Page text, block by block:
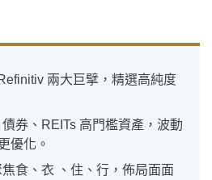
兩⼤巨擘，精選⾼純度
券、REITs ⾼⾨檻資產，波動
優化。
食、衣 、住、行，佈局⾯⾯